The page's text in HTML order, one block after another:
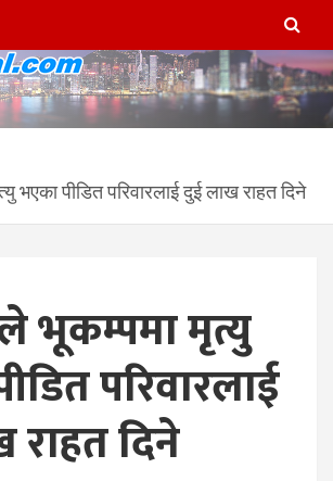
– हङकङबाट
नेपाली अनलाईन
hk nepal, hk nepal com
भएका पीडित परिवारलाई दुई लाख राहत दिने
भूकम्पमा मृत्यु
परिवारलाई
दिने